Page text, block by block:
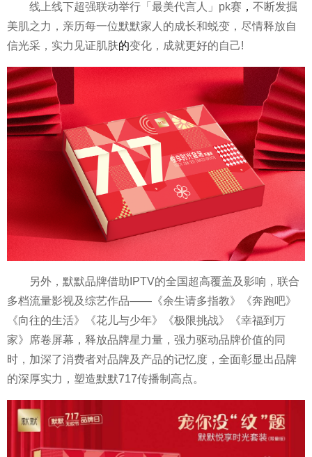
线上线下超强联动举行「最美代言人」 pk赛 ， 不断发掘
美肌之力，亲历每一位默默家人的成长和蜕变，尽情释放自
信光采，实力见证肌肤的变化，成就更好的自己!
另外，默默品牌借助IPTV的全国超高覆盖及影响，联合
多档流量影视及综艺作品——《余生请多指教》《奔跑吧》
《向往的生活》《花儿与少年》《极限挑战》《幸福到万
家》席卷屏幕，释放品牌星力量，强力驱动品牌价值的同
时，加深了消费者对品牌及产品的记忆度，全面彰显出品牌
的深厚实力，塑造默默717传播制高点。